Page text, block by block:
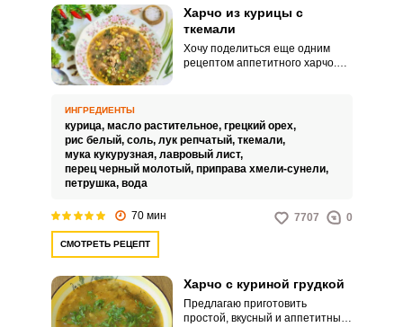
Харчо из курицы с
ткемали
Хочу поделиться еще одним
рецептом аппетитного харчо.
ИНГРЕДИЕНТЫ
курица, масло растительное, грецкий орех,
рис белый, соль, лук репчатый, ткемали,
мука кукурузная, лавровый лист,
перец черный молотый, приправа хмели-сунели,
петрушка, вода
70 мин 7707 0
СМОТРЕТЬ РЕЦЕПТ
Харчо с куриной грудкой
Предлагаю приготовить
простой, вкусный и аппетитный